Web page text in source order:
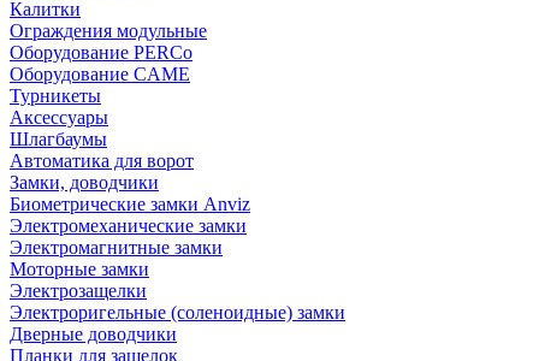
Калитки
Ограждения модульные
Оборудование PERCo
Оборудование CAME
Турникеты
Аксессуары
Шлагбаумы
Автоматика для ворот
Замки, доводчики
Биометрические замки Anviz
Электромеханические замки
Электромагнитные замки
Моторные замки
Электрозащелки
Электроригельные (cоленоидные) замки
Дверные доводчики
Планки для защелок